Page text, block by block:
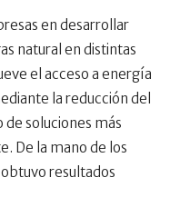
en desarrollar
natural en distintas
el acceso a energía
la reducción del
soluciones más
De la mano de los
resultados